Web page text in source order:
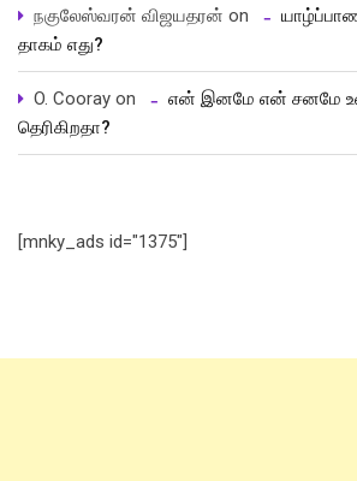
நகுலேஸ்வரன் விஜயதரன் on
தாகம் எது?
O. Cooray on
என் இனமே என் சனமே
தெரிகிறதா?
[mnky_ads id="1375"]